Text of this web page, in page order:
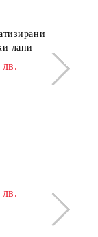
лапи
лв.
лв.